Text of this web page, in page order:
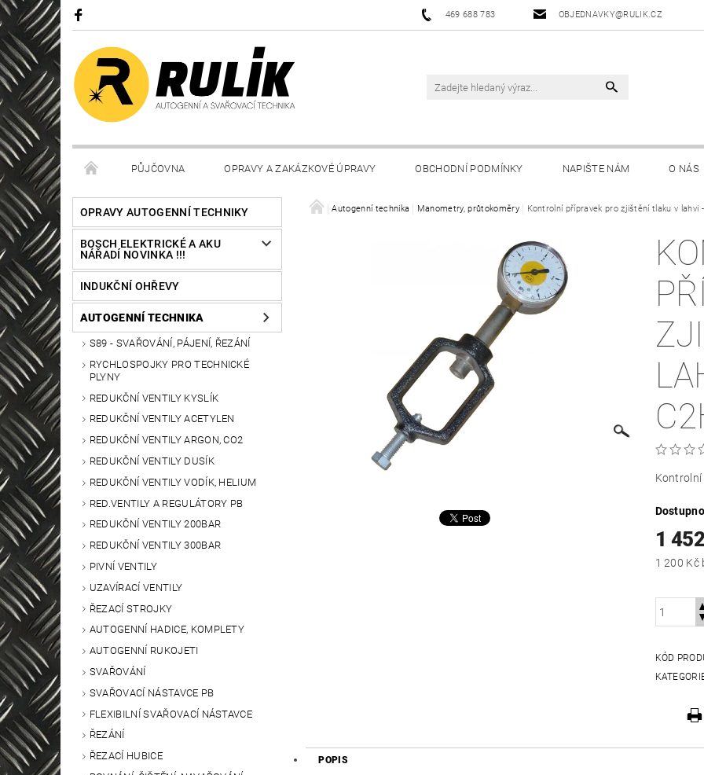
469 688 783 OBJEDNAVKY@RULIK.CZ
PŮJČOVNA OPRAVY A ZAKÁZKOVÉ ÚPRAVY OBCHODNÍ PODMÍNKY NAPIŠTE NÁM O NÁS
OPRAVY AUTOGENNÍ TECHNIKY
BOSCH ELEKTRICKÉ A AKU
NÁŘADÍ NOVINKA !!!
INDUKČNÍ OHŘEVY
AUTOGENNÍ TECHNIKA
S89 - SVAŘOVÁNÍ, PÁJENÍ, ŘEZÁNÍ
RYCHLOSPOJKY PRO TECHNICKÉ
PLYNY
REDUKČNÍ VENTILY KYSLÍK
REDUKČNÍ VENTILY ACETYLEN
REDUKČNÍ VENTILY ARGON, CO2
REDUKČNÍ VENTILY DUSÍK
REDUKČNÍ VENTILY VODÍK, HELIUM
RED.VENTILY A REGULÁTORY PB
REDUKČNÍ VENTILY 200BAR
REDUKČNÍ VENTILY 300BAR
PIVNÍ VENTILY
UZAVÍRACÍ VENTILY
ŘEZACÍ STROJKY
AUTOGENNÍ HADICE, KOMPLETY
AUTOGENNÍ RUKOJETI
SVAŘOVÁNÍ
SVAŘOVACÍ NÁSTAVCE PB
FLEXIBILNÍ SVAŘOVACÍ NÁSTAVCE
ŘEZÁNÍ
ŘEZACÍ HUBICE
Autogenní technika Manometry, průtokoměry Kontrolní přípravek pro zjištění tlaku v lahvi
Kontrolní
1
KÓD
POPIS